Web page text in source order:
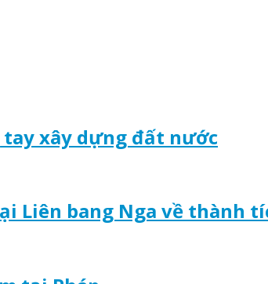
xây dựng đất nước
Liên bang Nga về thành